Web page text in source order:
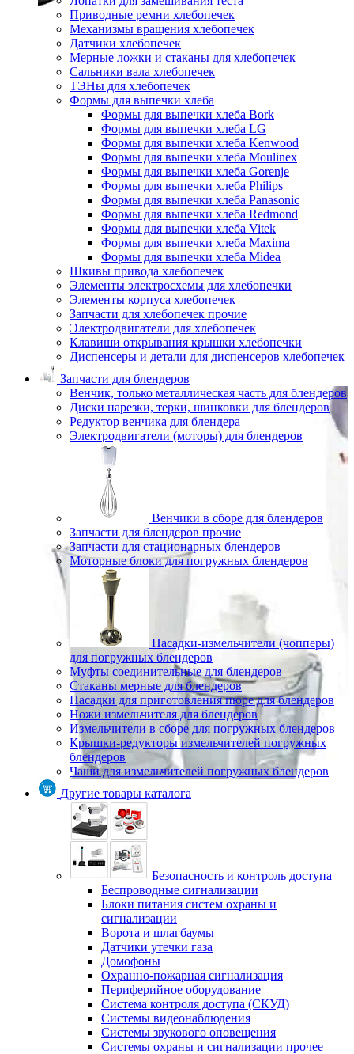
Приводные ремни хлебопечек
Механизмы вращения хлебопечек
Датчики хлебопечек
Мерные ложки и стаканы для хлебопечек
Сальники вала хлебопечек
ТЭНы для хлебопечек
Формы для выпечки хлеба
Формы для выпечки хлеба Bork
Формы для выпечки хлеба LG
Формы для выпечки хлеба Kenwood
Формы для выпечки хлеба Moulinex
Формы для выпечки хлеба Gorenje
Формы для выпечки хлеба Philips
Формы для выпечки хлеба Panasonic
Формы для выпечки хлеба Redmond
Формы для выпечки хлеба Vitek
Формы для выпечки хлеба Maxima
Формы для выпечки хлеба Midea
Шкивы привода хлебопечек
Элементы электросхемы для хлебопечки
Элементы корпуса хлебопечек
Запчасти для хлебопечек прочие
Электродвигатели для хлебопечек
Клавиши открывания крышки хлебопечки
Диспенсеры и детали для диспенсеров хлебопечек
Запчасти для блендеров
Венчик, только металлическая часть для блендеров
Диски нарезки, терки, шинковки для блендеров
Редуктор венчика для блендера
Электродвигатели (моторы) для блендеров
Венчики в сборе для блендеров
Запчасти для блендеров прочие
Запчасти для стационарных блендеров
Моторные блоки для погружных блендеров
Насадки-измельчители (чопперы)
для погружных блендеров
Муфты соединительные для блендеров
Стаканы мерные для блендеров
Насадки для приготовления пюре для блендеров
Ножи измельчителя для блендеров
Измельчители в сборе для погружных блендеров
Крышки-редукторы измельчителей погружных
блендеров
Чаши для измельчителей погружных блендеров
Другие товары каталога
Безопасность и контроль доступа
Беспроводные сигнализации
Блоки питания систем охраны и
сигнализации
Ворота и шлагбаумы
Датчики утечки газа
Домофоны
Охранно-пожарная сигнализация
Периферийное оборудование
Система контроля доступа (СКУД)
Системы видеонаблюдения
Системы звукового оповещения
Системы охраны и сигнализации прочее